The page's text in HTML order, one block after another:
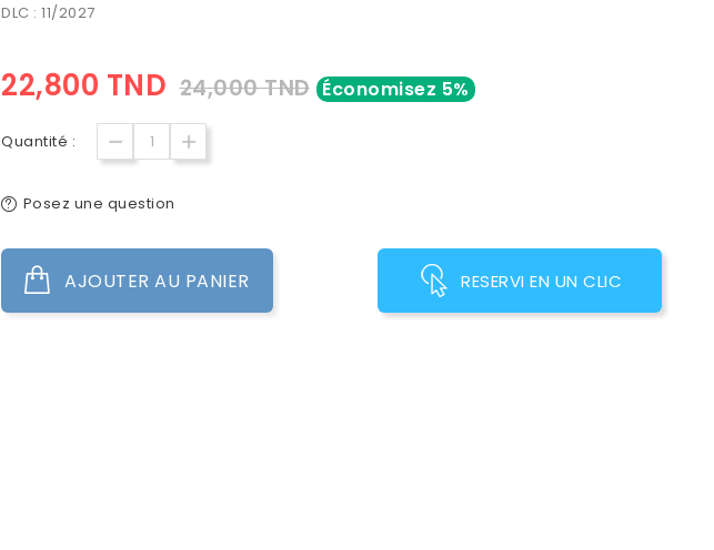
DLC : 11/2027
22,800 TND 24,000 TND Économisez 5%
Quantité :
Posez une question
AJOUTER AU PANIER RESERVI EN UN CLIC